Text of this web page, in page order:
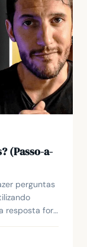
(Passo-a-
perguntas
resposta for